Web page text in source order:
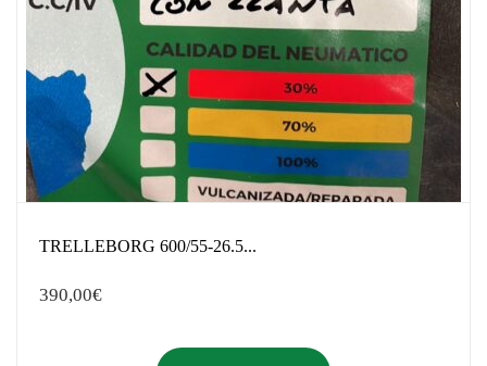
TRELLEBORG 600/55-26.5...
390,00€